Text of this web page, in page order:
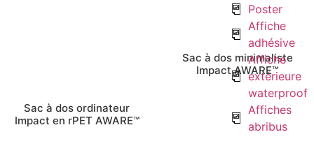
Poster
Affiche
adhésive
Affiche
extérieure
waterproof
Affiches
abribus
Sac à dos ordinateur
Impact en rPET AWARE™
Sac à dos minimaliste
Impact AWARE™